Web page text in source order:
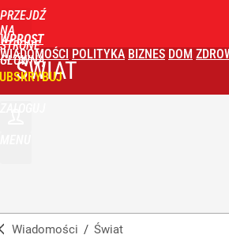
PRZEJDŹ
NA
STRONĘ
GŁÓWNĄ
WPROST
WIADOMOŚCI POLITYKA BIZNES DOM
ŚWIAT
Wiadomości / Świat